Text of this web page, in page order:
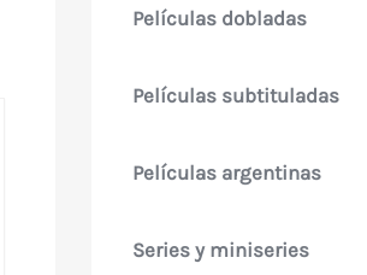
Películas dobladas
Películas subtituladas
Películas argentinas
Series y miniseries